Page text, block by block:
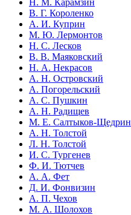
В. Г. Короленко
А. И. Куприн
М. Ю. Лермонтов
Н. С. Лесков
В. В. Маяковский
Н. А. Некрасов
А. Н. Островский
А. Погорельский
А. С. Пушкин
А. Н. Радищев
М. Е. Салтыков-Щедрин
А. Н. Толстой
Л. Н. Толстой
И. С. Тургенев
Ф. И. Тютчев
А. А. Фет
Д. И. Фонвизин
А. П. Чехов
М. А. Шолохов